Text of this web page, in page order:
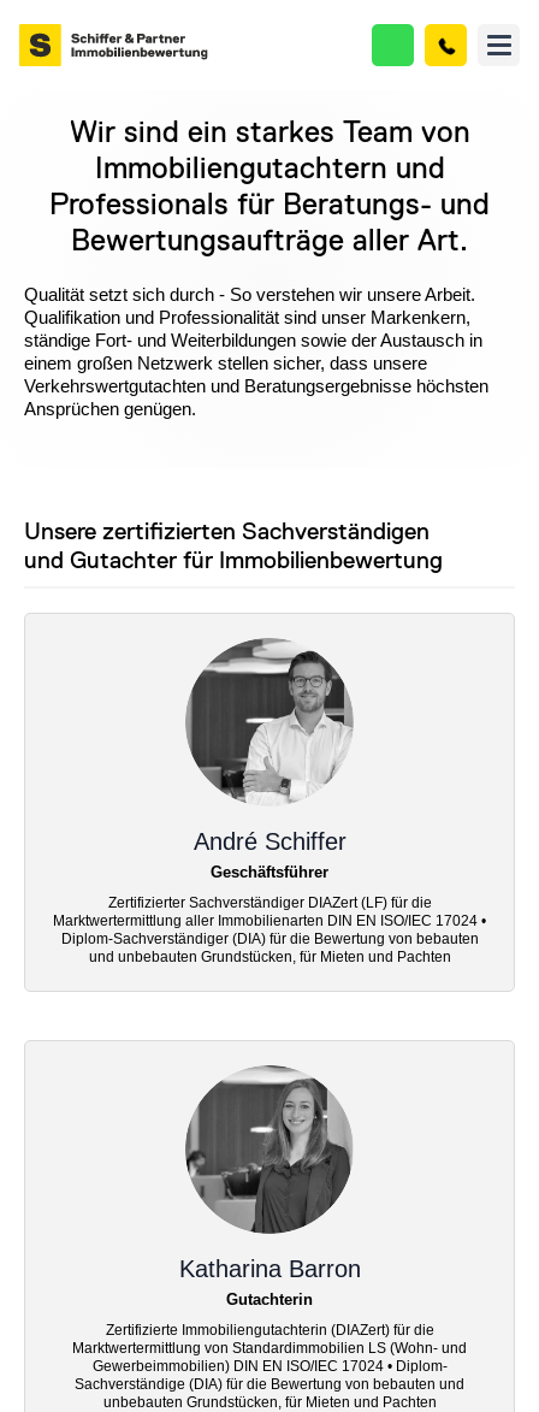
Wir sind ein starkes Team von
Immobiliengutachtern und
Professionals für Beratungs- und
Bewertungsaufträge aller Art.
Qualität setzt sich durch - So verstehen wir unsere Arbeit.
Qualifikation und Professionalität sind unser Markenkern,
ständige Fort- und Weiterbildungen sowie der Austausch in
einem großen Netzwerk stellen sicher, dass unsere
Verkehrswertgutachten und Beratungsergebnisse höchsten
Ansprüchen genügen.
Unsere zertifizierten Sachverständigen
und Gutachter für Immobilienbewertung
André Schiffer
Geschäftsführer
Zertifizierter Sachverständiger DIAZert (LF) für die
Marktwertermittlung aller Immobilienarten DIN EN ISO/IEC 17024 •
Diplom-Sachverständiger (DIA) für die Bewertung von bebauten
und unbebauten Grundstücken, für Mieten und Pachten
Katharina Barron
Gutachterin
Zertifizierte Immobiliengutachterin (DIAZert) für die
Marktwertermittlung von Standardimmobilien LS (Wohn- und
Gewerbeimmobilien) DIN EN ISO/IEC 17024 • Diplom-
Sachverständige (DIA) für die Bewertung von bebauten und
unbebauten Grundstücken, für Mieten und Pachten